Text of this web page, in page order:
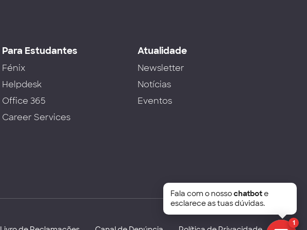
Para Estudantes
Fénix
Helpdesk
Office 365
Career Services
Atualidade
Newsletter
Notícias
Eventos
1
Fala com o nossochatbote
esclarece as tuas dúvidas.